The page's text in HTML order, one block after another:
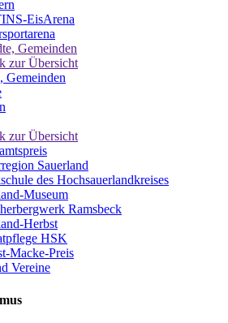
EisArena
Gemeinden
zur Übersicht
Gemeinden
zur Übersicht
Sauerland
des Hochsauerlandkreises
Museum
Ramsbeck
Herbst
HSK
Macke-Preis
Vereine